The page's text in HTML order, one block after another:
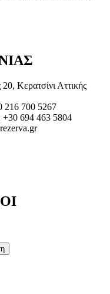
Κερατσίνι Αττικής
216 700 5267
694 463 5804